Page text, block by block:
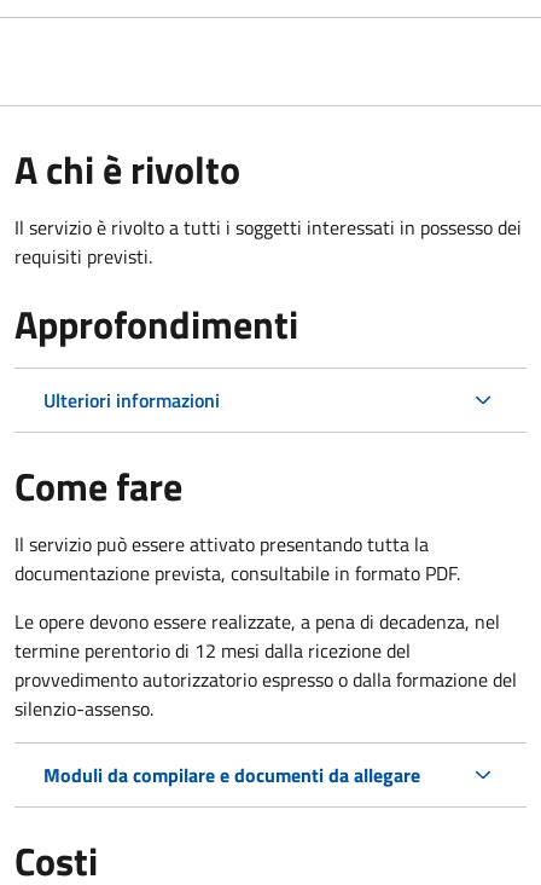
A chi è rivolto
Il servizio è rivolto a tutti i soggetti interessati in possesso dei
requisiti previsti.
Approfondimenti
Ulteriori informazioni
Come fare
Il servizio può essere attivato presentando tutta la
documentazione prevista, consultabile in formato PDF.
Le opere devono essere realizzate, a pena di decadenza, nel
termine perentorio di 12 mesi dalla ricezione del
provvedimento autorizzatorio espresso o dalla formazione del
silenzio-assenso.
Moduli da compilare e documenti da allegare
Costi